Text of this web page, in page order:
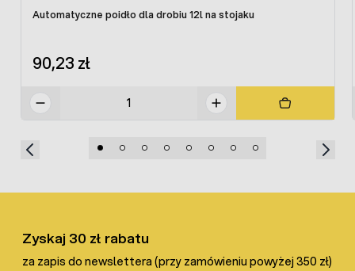
Automatyczne poidło dla drobiu 12l na stojaku
90,23 zł
Zyskaj 30 zł rabatu
za zapis do newslettera (przy zamówieniu powyżej 350 zł)